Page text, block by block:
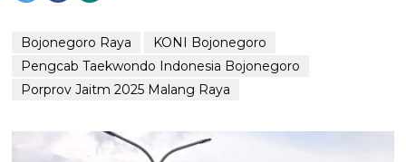
Bojonegoro Raya
KONI Bojonegoro
Pengcab Taekwondo Indonesia Bojonegoro
Porprov Jaitm 2025 Malang Raya